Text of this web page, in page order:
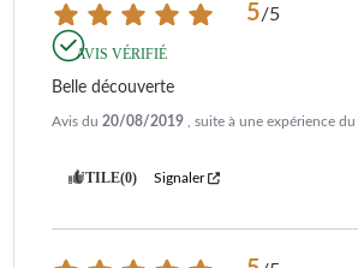
5/5
AVIS VÉRIFIÉ
Belle découverte
Avis du 20/08/2019 , suite à une expérience du
UTILE(0) Signaler